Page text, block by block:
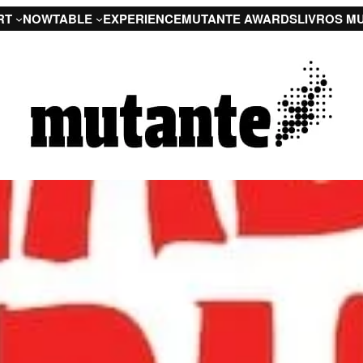
NOWTABLE EXPERIENCEMUTANTE AWARDSLIVROS